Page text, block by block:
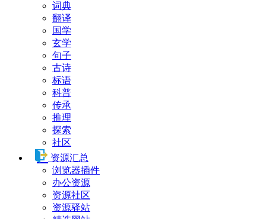
词典
翻译
国学
玄学
句子
古诗
标语
科普
传承
推理
探索
社区
资源汇总
浏览器插件
办公资源
资源社区
资源驿站